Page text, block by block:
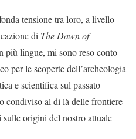
tensione tra loro, a livello
di The Dawn of
più lingue, mi sono reso conto
per le scoperte dell’archeologia
e scientifica sul passato
condiviso al di là delle frontiere
sulle origini del nostro attuale